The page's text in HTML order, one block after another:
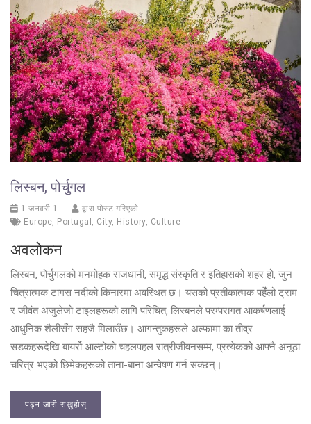
लिस्बन, पोर्चुगल
1 जनवरी 1
द्वारा पोस्ट गरिएको
Europe Portugal City, History, Culture
अवलोकन
लिस्बन, पोर्चुगलको मनमोहक राजधानी, समृद्ध संस्कृति र इतिहासको शहर हो, जुन
चित्रात्मक टागस नदीको किनारमा अवस्थित छ। यसको प्रतीकात्मक पहेँलो ट्राम
र जीवंत अजुलेजो टाइलहरूको लागि परिचित, लिस्बनले परम्परागत आकर्षणलाई
आधुनिक शैलीसँग सहजै मिलाउँछ। आगन्तुकहरूले अल्फामा का तीव्र
सडकहरूदेखि बायर्रो आल्टोको चहलपहल रात्रीजीवनसम्म, प्रत्येकको आफ्नै अनूठा
चरित्र भएको छिमेकहरूको ताना-बाना अन्वेषण गर्न सक्छन्।
पढ्न जारी राख्नुहोस्